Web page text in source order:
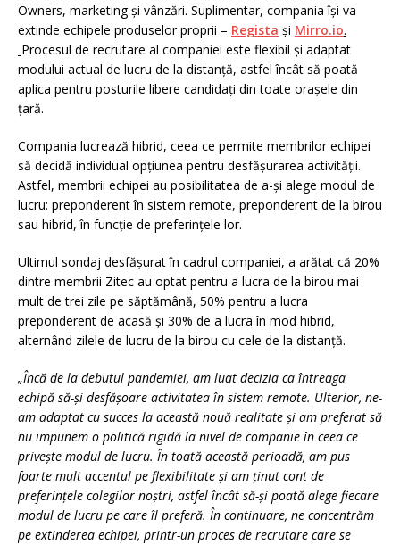
Owners, marketing și vânzări. Suplimentar, compania își va
extinde echipele produselor proprii – Regista și Mirro.io.
Procesul de recrutare al companiei este flexibil și adaptat
modului actual de lucru de la distanță, astfel încât să poată
aplica pentru posturile libere candidați din toate orașele din
țară.
Compania lucrează hibrid, ceea ce permite membrilor echipei
să decidă individual opțiunea pentru desfășurarea activității.
Astfel, membrii echipei au posibilitatea de a-și alege modul de
lucru: preponderent în sistem remote, preponderent de la birou
sau hibrid, în funcție de preferințele lor.
Ultimul sondaj desfășurat în cadrul companiei, a arătat că 20%
dintre membrii Zitec au optat pentru a lucra de la birou mai
mult de trei zile pe săptămână, 50% pentru a lucra
preponderent de acasă și 30% de a lucra în mod hibrid,
alternând zilele de lucru de la birou cu cele de la distanță.
„Încă de la debutul pandemiei, am luat decizia ca întreaga
echipă să-și desfășoare activitatea în sistem remote. Ulterior, ne-
am adaptat cu succes la această nouă realitate și am preferat să
nu impunem o politică rigidă la nivel de companie în ceea ce
privește modul de lucru. În toată această perioadă, am pus
foarte mult accentul pe flexibilitate și am ținut cont de
preferințele colegilor noștri, astfel încât să-și poată alege fiecare
modul de lucru pe care îl preferă. În continuare, ne concentrăm
pe extinderea echipei, printr-un proces de recrutare care se